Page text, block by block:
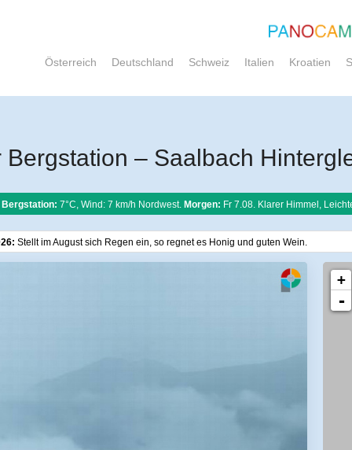
Österreich Deutschland Schweiz Italien Kroatien
– Saalbach
Bergstation: 7°C, Wind: 7 km/h Nordwest. Morgen: Fr 7.08. Klarer Himmel,
Stellt im August sich Regen ein, so regnet es Honig und guten Wein.
+
-